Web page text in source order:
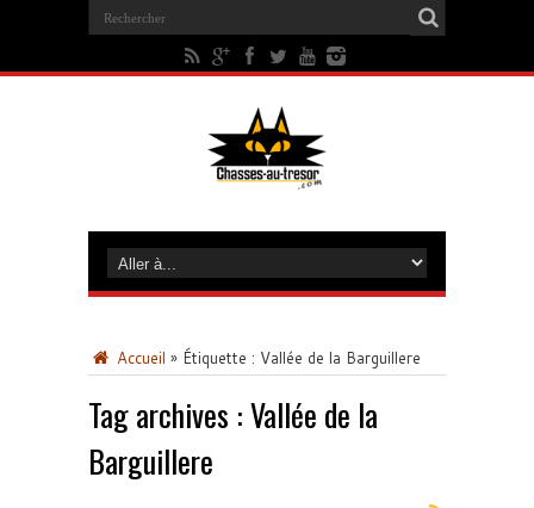
Accueil » Étiquette : Vallée de la Barguillere
Tag archives :Vallée de la
Barguillere